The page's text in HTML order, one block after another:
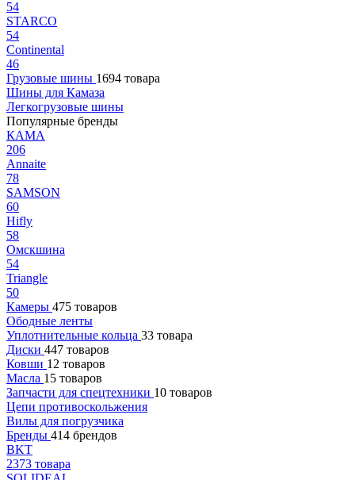
54
STARCO
54
Continental
46
Грузовые шины 1694 товара
Шины для Камаза
Легкогрузовые шины
Популярные бренды
КАМА
206
Annaite
78
SAMSON
60
Hifly
58
Омскшина
54
Triangle
50
Камеры 475 товаров
Ободные ленты
Уплотнительные кольца 33 товара
Диски 447 товаров
Ковши 12 товаров
Масла 15 товаров
Запчасти для спецтехники 10 товаров
Цепи противоскольжения
Вилы для погрузчика
Бренды 414 брендов
BKT
2373 товара